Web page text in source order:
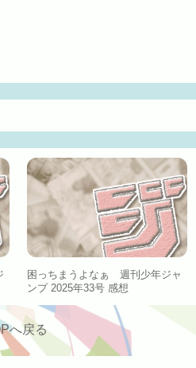
困っちまうよなぁ 週刊少年ジャ
ンプ 2025年33号 感想
へ戻る